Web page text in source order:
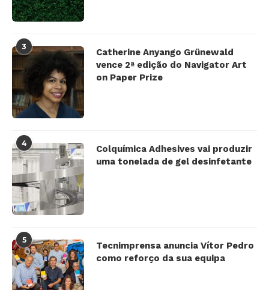
3
Catherine Anyango Grünewald
vence 2ª edição do Navigator Art
on Paper Prize
4
Colquímica Adhesives vai produzir
uma tonelada de gel desinfetante
5
Tecnimprensa anuncia Vítor Pedro
como reforço da sua equipa